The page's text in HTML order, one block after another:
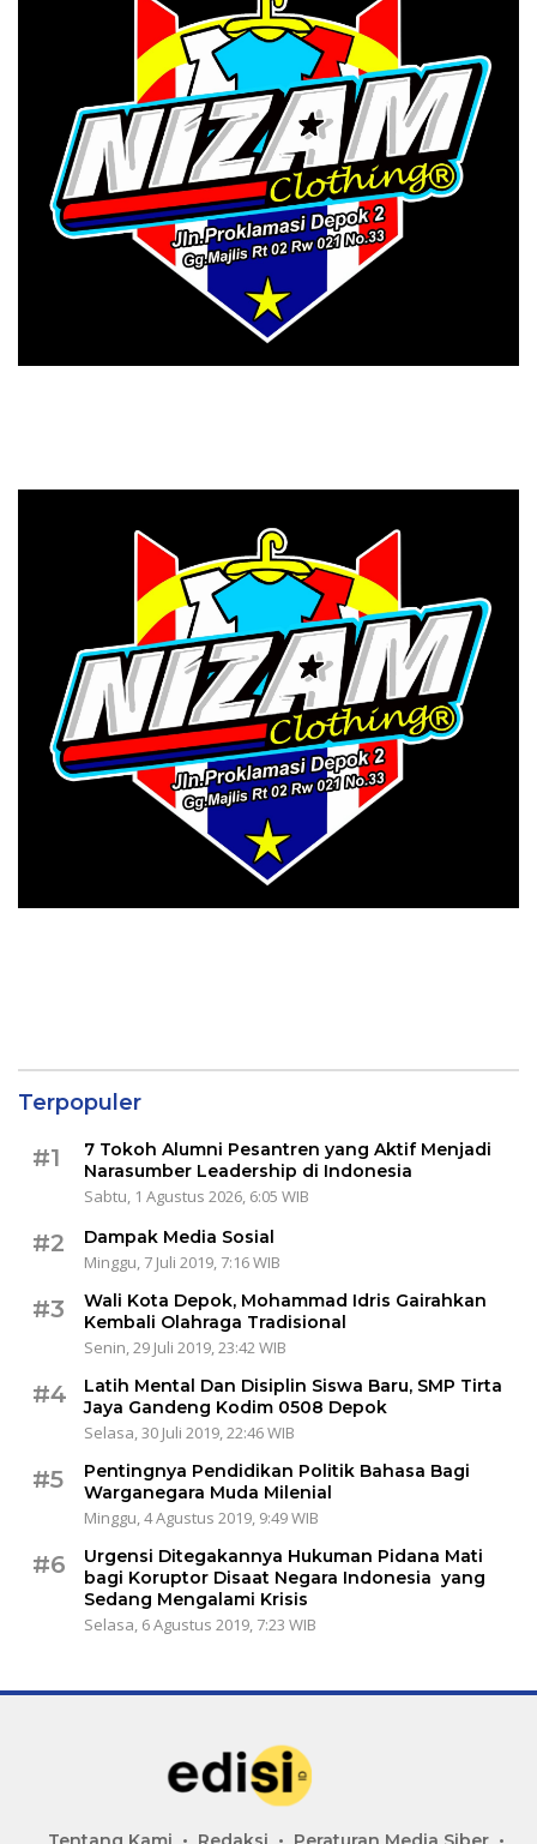
Terpopuler
#1
7 Tokoh Alumni Pesantren yang Aktif Menjadi
Narasumber Leadership di Indonesia
Sabtu, 1 Agustus 2026, 6:05 WIB
#2
Dampak Media Sosial
Minggu, 7 Juli 2019, 7:16 WIB
#3
Wali Kota Depok, Mohammad Idris Gairahkan
Kembali Olahraga Tradisional
Senin, 29 Juli 2019, 23:42 WIB
#4
Latih Mental Dan Disiplin Siswa Baru, SMP Tirta
Jaya Gandeng Kodim 0508 Depok
Selasa, 30 Juli 2019, 22:46 WIB
#5
Pentingnya Pendidikan Politik Bahasa Bagi
Warganegara Muda Milenial
Minggu, 4 Agustus 2019, 9:49 WIB
#6
Urgensi Ditegakannya Hukuman Pidana Mati
bagi Koruptor Disaat Negara Indonesia yang
Sedang Mengalami Krisis
Selasa, 6 Agustus 2019, 7:23 WIB